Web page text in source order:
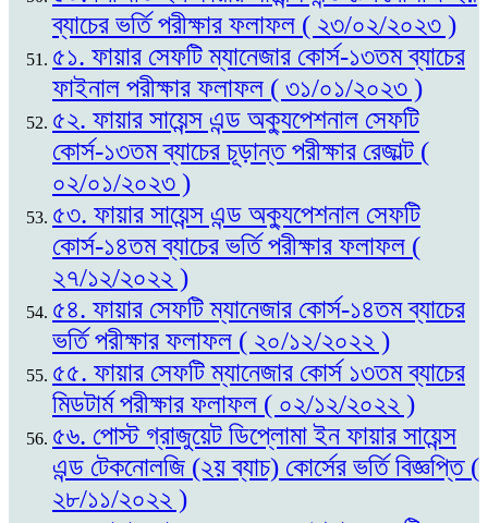
ব্যাচের ভর্তি পরীক্ষার ফলাফল ( ২৩/০২/২০২৩ )
৫১. ফায়ার সেফটি ম্যানেজার কোর্স-১৩তম ব্যাচের
ফাইনাল পরীক্ষার ফলাফল ( ৩১/০১/২০২৩ )
৫২. ফায়ার সায়েন্স এন্ড অক্যুপেশনাল সেফটি
কোর্স-১৩তম ব্যাচের চূড়ান্ত পরীক্ষার রেজাল্ট (
০২/০১/২০২৩ )
৫৩. ফায়ার সায়েন্স এন্ড অক্যুপেশনাল সেফটি
কোর্স-১৪তম ব্যাচের ভর্তি পরীক্ষার ফলাফল (
২৭/১২/২০২২ )
৫৪. ফায়ার সেফটি ম্যানেজার কোর্স-১৪তম ব্যাচের
ভর্তি পরীক্ষার ফলাফল ( ২০/১২/২০২২ )
৫৫. ফায়ার সেফটি ম্যানেজার কোর্স ১৩তম ব্যাচের
মিডটার্ম পরীক্ষার ফলাফল ( ০২/১২/২০২২ )
৫৬. পোস্ট গ্রাজুয়েট ডিপ্লোমা ইন ফায়ার সায়েন্স
এন্ড টেকনোলজি (২য় ব্যাচ) কোর্সের ভর্তি বিজ্ঞপ্তি (
২৮/১১/২০২২ )